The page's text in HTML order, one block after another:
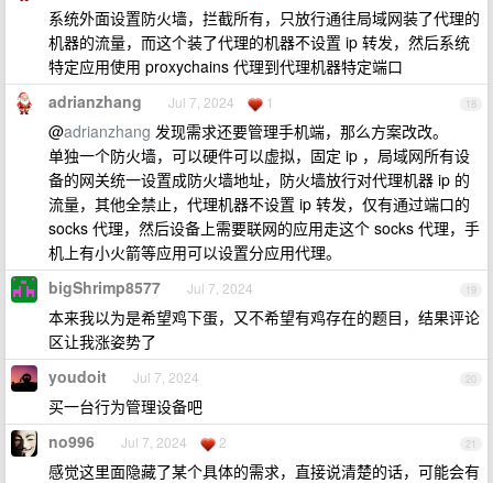
系统外面设置防火墙，拦截所有，只放行通往局域网装了代理的
机器的流量，而这个装了代理的机器不设置 ip 转发，然后系统
特定应用使用 proxychains 代理到代理机器特定端口
18
adrianzhang Jul 7, 2024 1
@adrianzhang 发现需求还要管理手机端，那么方案改改。
单独一个防火墙，可以硬件可以虚拟，固定 ip ，局域网所有设
备的网关统一设置成防火墙地址，防火墙放行对代理机器 ip 的
流量，其他全禁止，代理机器不设置 ip 转发，仅有通过端口的
socks 代理，然后设备上需要联网的应用走这个 socks 代理，手
机上有小火箭等应用可以设置分应用代理。
19
bigShrimp8577 Jul 7, 2024
本来我以为是希望鸡下蛋，又不希望有鸡存在的题目，结果评论
区让我涨姿势了
20
youdoit Jul 7, 2024
买一台行为管理设备吧
21
no996 Jul 7, 2024 2
感觉这里面隐藏了某个具体的需求，直接说清楚的话，可能会有